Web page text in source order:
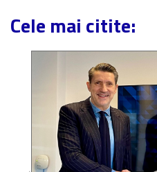
Cele mai citite: